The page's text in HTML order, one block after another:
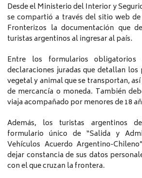
Desde el Ministerio del Interior y
se compartió a través del sitio web
Fronterizos la documentación que
turistas argentinos al ingresar al país.
Entre los formularios obligatorios
declaraciones juradas que detallan
vegetal y animal que se transportan,
de mercancía o moneda. También
viaja acompañado por menores de 18
Además, los turistas argentinos
formulario único de “Salida y
Vehículos Acuerdo Argentino-
dejar constancia de sus datos
con el que cruzan la frontera.